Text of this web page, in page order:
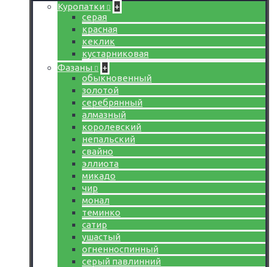
Куропатки
+
серая
красная
кеклик
кустарниковая
Фазаны
+
обыкновенный
золотой
серебрянный
алмазный
королевский
непальский
свайно
эллиота
микадо
чир
монал
теминко
сатир
ушастый
огненноспинный
серый павлинний